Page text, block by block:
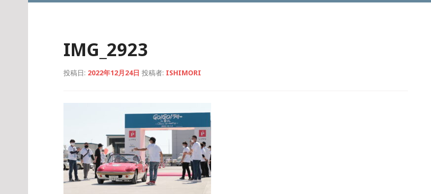
IMG_2923
投稿日: 2022年12月24日 投稿者: ISHIMORI